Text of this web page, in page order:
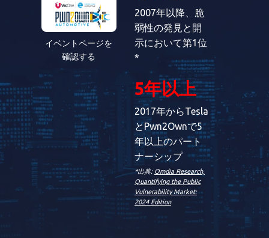
イベントページを
確認する
2007年以降、脆
弱性の発見と開
示において第1位
*
5年以上
2017年からTesla
とPwn2Ownで5
年以上のパート
ナーシップ
*出典: Omdia Research,
Quantifying the Public
Vulnerability Market:
2024 Edition